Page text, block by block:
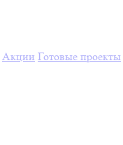
Акции Готовые проекты